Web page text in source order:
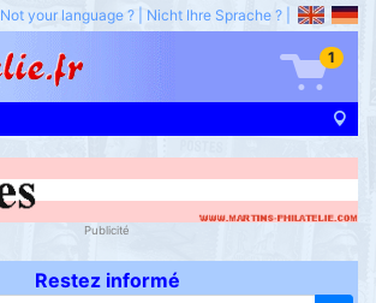
Not your language ? Nicht Ihre Sprache ?
1
Publicité
Restez informé